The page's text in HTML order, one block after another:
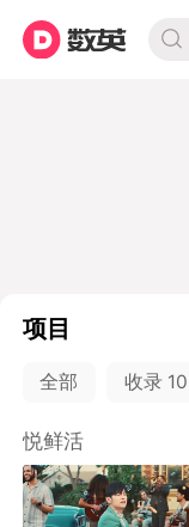
项目
全部 收录 10
悦鲜活